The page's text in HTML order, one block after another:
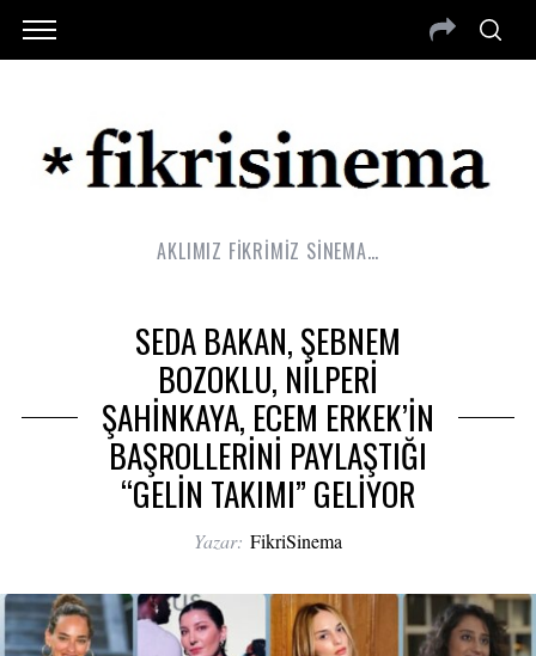
AKLIMIZ FİKRİMİZ SİNEMA…
SEDA BAKAN, ŞEBNEM
BOZOKLU, NİLPERİ
ŞAHİNKAYA, ECEM ERKEK’İN
BAŞROLLERİNİ PAYLAŞTIĞI
“GELİN TAKIMI” GELİYOR
Yazar: FikriSinema